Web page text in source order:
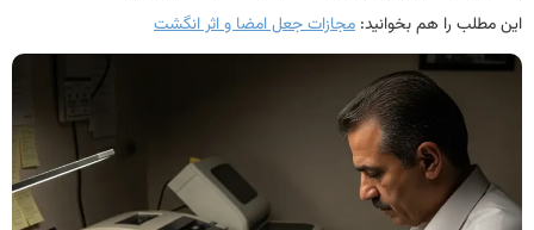
این مطلب را هم بخوانید: مجازات جعل امضا و اثر انگشت